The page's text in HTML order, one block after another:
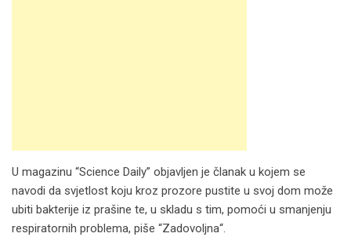
U magazinu “Science Daily” objavljen je članak u kojem se
navodi da svjetlost koju kroz prozore pustite u svoj dom može
ubiti bakterije iz prašine te, u skladu s tim, pomoći u smanjenju
respiratornih problema, piše “Zadovoljna“.